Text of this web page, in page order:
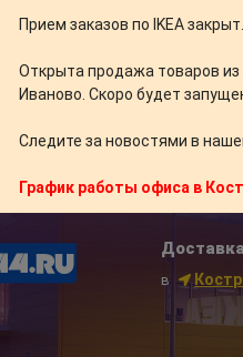
Прием заказов по IKEA закрыт.
Открыта продажа товаров
Иваново. Скоро будет
Следите за новостями в
График работы офиса в
в